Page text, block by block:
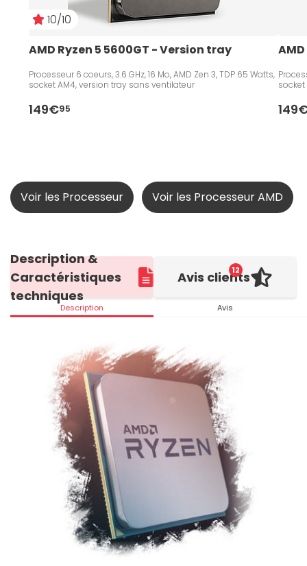
10/10
AMD Ryzen 5 5600GT - Version tray
Processeur 6 coeurs, 3.6 GHz, 16 Mo, AMD Zen 3, TDP 65 Watts,
socket AM4, version tray sans ventilateur
149€95
Voir les Processeur Voir les Processeur AMD
Description &
Caractéristiques
techniques
Description
12
Avis clients
Avis